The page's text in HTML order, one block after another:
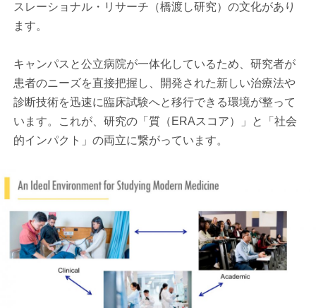
スレーショナル・リサーチ（橋渡し研究）の文化があり
ます。
キャンパスと公立病院が一体化しているため、研究者が
患者のニーズを直接把握し、開発された新しい治療法や
診断技術を迅速に臨床試験へと移行できる環境が整って
います。これが、研究の「質（ERAスコア）」と「社会
的インパクト」の両立に繋がっています。